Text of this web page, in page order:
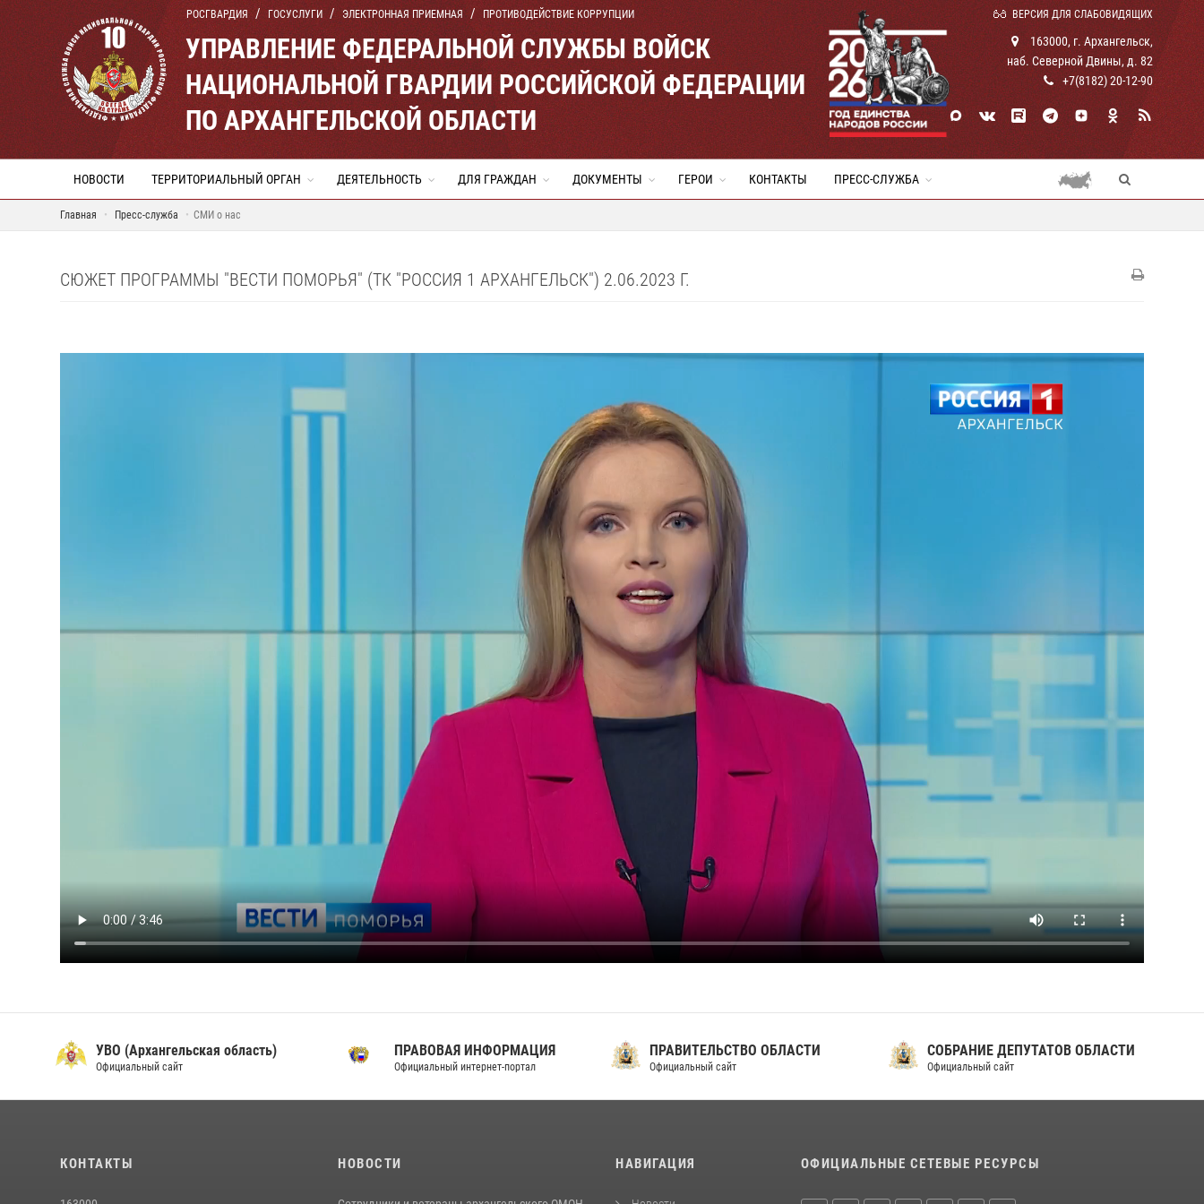
РОСГВАРДИЯ ГОСУСЛУГИ ЭЛЕКТРОННАЯ ПРИЕМНАЯ ПРОТИВОДЕЙСТВИЕ КОРРУПЦИИ ВЕРСИЯ ДЛЯ СЛАБОВИДЯЩИХ
УПРАВЛЕНИЕ ФЕДЕРАЛЬНОЙ СЛУЖБЫ ВОЙСК
НАЦИОНАЛЬНОЙ ГВАРДИИ РОССИЙСКОЙ ФЕДЕРАЦИИ
ПО АРХАНГЕЛЬСКОЙ ОБЛАСТИ
163000, г. Архангельск,
наб. Северной Двины, д. 82
+7(8182) 20-12-90
НОВОСТИ ТЕРРИТОРИАЛЬНЫЙ ОРГАН ДЕЯТЕЛЬНОСТЬ ДЛЯ ГРАЖДАН ДОКУМЕНТЫ ГЕРОИ КОНТАКТЫ ПРЕСС-СЛУЖБА
Главная Пресс-служба СМИ о нас
СЮЖЕТ ПРОГРАММЫ "ВЕСТИ ПОМОРЬЯ" (ТК "РОССИЯ 1 АРХАНГЕЛЬСК") 2.06.2023 Г.
УВО (Архангельская область)
Официальный сайт
ПРАВОВАЯ ИНФОРМАЦИЯ
Официальный интернет-портал
ПРАВИТЕЛЬСТВО ОБЛАСТИ
Официальный сайт
СОБРАНИЕ ДЕПУТАТОВ ОБЛАСТИ
Официальный сайт
КОНТАКТЫ НОВОСТИ НАВИГАЦИЯ ОФИЦИАЛЬНЫЕ СЕТЕВЫЕ РЕСУРСЫ